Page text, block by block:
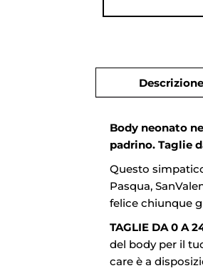
Descrizione
Body neonato
padrino. Taglie
Questo
Pasqua,
felice chiunque
TAGLIE DA 0 A
del body per il
care è a